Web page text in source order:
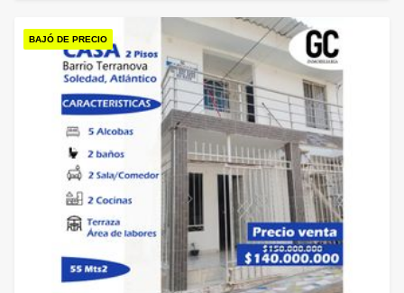
BAJÓ DE PRECIO